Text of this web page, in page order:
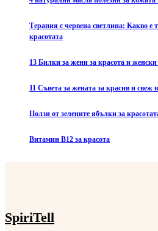
Tерапия с червена светлина: Kакво е
красотата
13 Билки за жени за красота и
11 Съвета за жената за красив и свеж
Ползи от зелените ябълки за
Витамин B12 за красота
SpiriTell